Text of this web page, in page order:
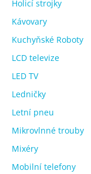
Holicí strojky
Kávovary
Kuchyňské Roboty
LCD televize
LED TV
Ledničky
Letní pneu
Mikrovlnné trouby
Mixéry
Mobilní telefony